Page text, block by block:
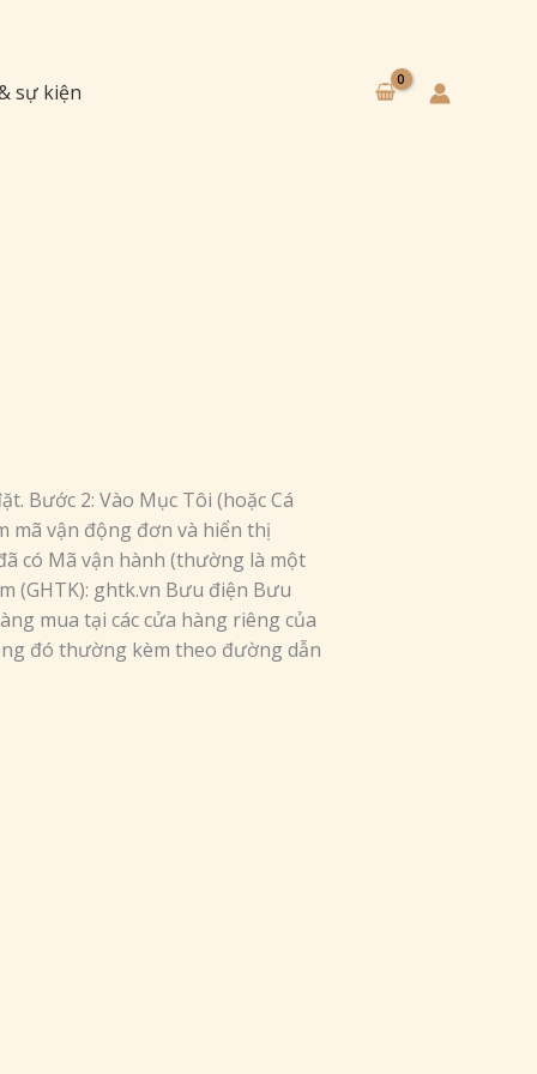
sự kiện
Bước 2: Vào Mục Tôi (hoặc Cá
mã vận động đơn và hiển thị
có Mã vận hành (thường là một
(GHTK): ghtk.vn Bưu điện Bưu
mua tại các cửa hàng riêng của
đó thường kèm theo đường dẫn